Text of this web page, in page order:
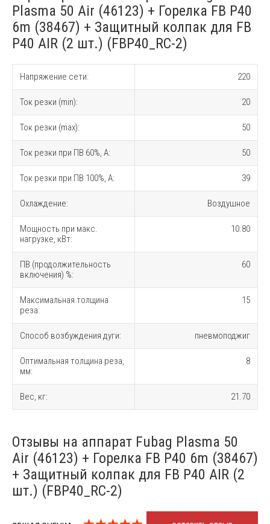
Plasma 50 Air (46123) + Горелка FB P40
6m (38467) + Защитный колпак для FB
P40 AIR (2 шт.) (FBP40_RC-2)
Напряжение сети: 220
Ток резки (min): 20
Ток резки (max): 50
Ток резки при ПВ 60%, A: 50
Ток резки при ПВ 100%, A: 39
Охлаждение: Воздушное
Мощность при макс.
нагрузке, кВт:
10.80
ПВ (продолжительность
включения) %:
60
Максимальная толщина
реза:
15
Способ возбуждения дуги: пневмоподжиг
Оптимальная толщина реза,
мм:
8
Вес, кг: 21.70
Отзывы на аппарат Fubag Plasma 50
Air (46123) + Горелка FB P40 6m (38467)
+ Защитный колпак для FB P40 AIR (2
шт.) (FBP40_RC-2)